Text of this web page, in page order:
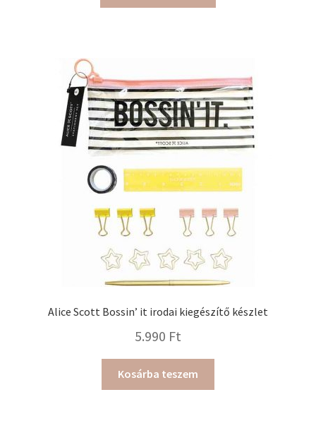
Alice Scott Bossin’ it irodai kiegészítő készlet
5.990 Ft
Kosárba teszem